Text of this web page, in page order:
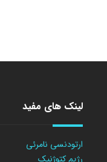
لینک های مفید
ارتودنسی نامرئی
رژیم کتوژنیک